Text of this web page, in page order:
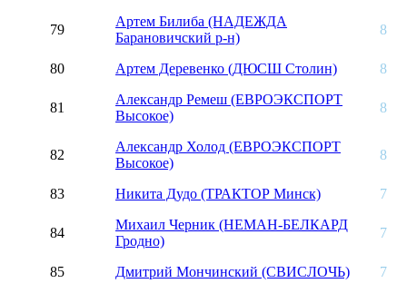
79
Артем Билиба (НАДЕЖДА
Барановичский р-н)
8
80 Артем Деревенко (ДЮСШ Столин) 8
81
Александр Ремеш (ЕВРОЭКСПОРТ
Высокое)
8
82
Александр Холод (ЕВРОЭКСПОРТ
Высокое)
8
83 Никита Дудо (ТРАКТОР Минск) 7
84
Михаил Черник (НЕМАН-БЕЛКАРД
Гродно)
7
85 Дмитрий Мончинский (СВИСЛОЧЬ)
7